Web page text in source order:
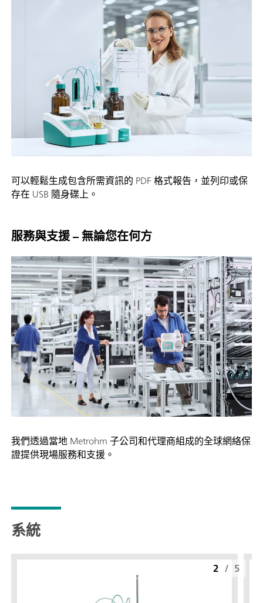
可以輕鬆生成包含所需資訊的 PDF 格式報告，並列印或保
存在 USB 隨身碟上。
服務與支援 – 無論您在何方
我們透過當地 Metrohm 子公司和代理商組成的全球網絡保
證提供現場服務和支援。
系統
2 / 5